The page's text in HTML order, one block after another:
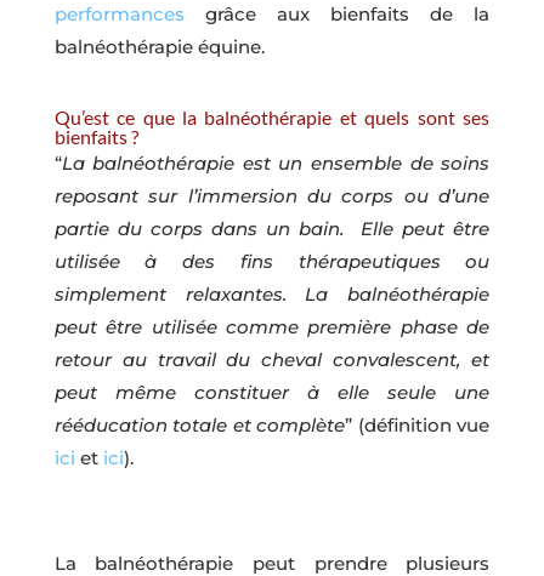
performances grâce aux bienfaits de la
balnéothérapie équine.
Qu’est ce que la balnéothérapie et quels sont ses
bienfaits ?
“La balnéothérapie est un ensemble de soins
reposant sur l’immersion du corps ou d’une
partie du corps dans un bain. Elle peut être
utilisée à des fins thérapeutiques ou
simplement relaxantes. La balnéothérapie
peut être utilisée comme première phase de
retour au travail du cheval convalescent, et
peut même constituer à elle seule une
rééducation totale et complète” (définition vue
ici et ici).
La balnéothérapie peut prendre plusieurs